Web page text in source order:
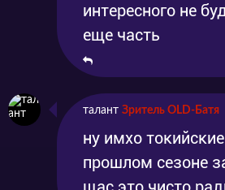
интересного не
еще часть
талант Зритель OLD-Батя
ну имхо
прошлом сезоне